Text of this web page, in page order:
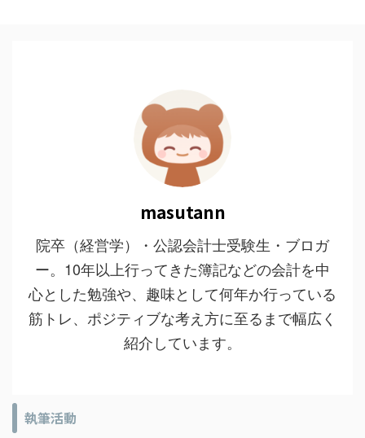
masutann
院卒（経営学）・公認会計士受験生・ブロガ
ー。10年以上行ってきた簿記などの会計を中
心とした勉強や、趣味として何年か行っている
筋トレ、ポジティブな考え方に至るまで幅広く
紹介しています。
執筆活動